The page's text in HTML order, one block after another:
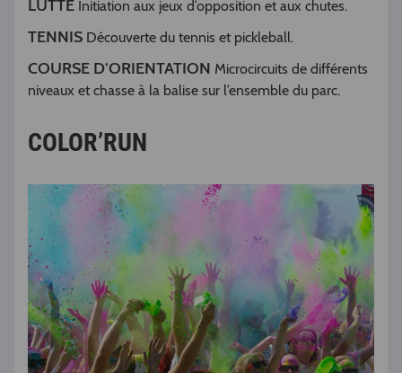
LUTTE Initiation aux jeux d’opposition et aux chutes.
TENNIS Découverte du tennis et pickleball.
COURSE D’ORIENTATION Microcircuits de différents
niveaux et chasse à la balise sur l’ensemble du parc.
COLOR’RUN